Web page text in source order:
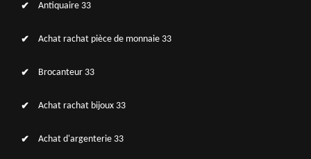
Antiquaire 33
Achat rachat pièce de monnaie 33
Brocanteur 33
Achat rachat bijoux 33
Achat d'argenterie 33